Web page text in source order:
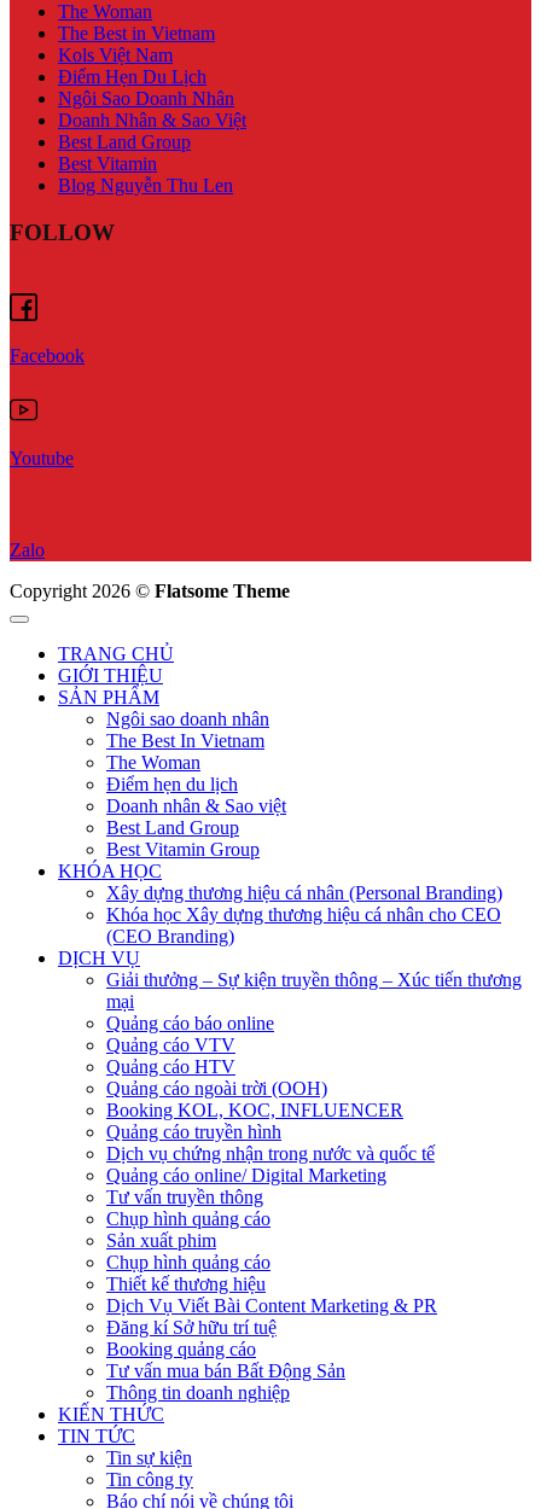
The Woman
The Best in Vietnam
Kols Việt Nam
Điểm Hẹn Du Lịch
Ngôi Sao Doanh Nhân
Doanh Nhân & Sao Việt
Best Land Group
Best Vitamin
Blog Nguyễn Thu Len
FOLLOW
Facebook
Youtube
Zalo
Copyright 2026 © Flatsome Theme
TRANG CHỦ
GIỚI THIỆU
SẢN PHẨM
Ngôi sao doanh nhân
The Best In Vietnam
The Woman
Điểm hẹn du lịch
Doanh nhân & Sao việt
Best Land Group
Best Vitamin Group
KHÓA HỌC
Xây dựng thương hiệu cá nhân (Personal Branding)
Khóa học Xây dựng thương hiệu cá nhân cho CEO
(CEO Branding)
DỊCH VỤ
Giải thưởng – Sự kiện truyền thông – Xúc tiến thương
mại
Quảng cáo báo online
Quảng cáo VTV
Quảng cáo HTV
Quảng cáo ngoài trời (OOH)
Booking KOL, KOC, INFLUENCER
Quảng cáo truyền hình
Dịch vụ chứng nhận trong nước và quốc tế
Quảng cáo online/ Digital Marketing
Tư vấn truyền thông
Chụp hình quảng cáo
Sản xuất phim
Chụp hình quảng cáo
Thiết kế thương hiệu
Dịch Vụ Viết Bài Content Marketing & PR
Đăng kí Sở hữu trí tuệ
Booking quảng cáo
Tư vấn mua bán Bất Động Sản
Thông tin doanh nghiệp
KIẾN THỨC
TIN TỨC
Tin sự kiện
Tin công ty
Báo chí nói về chúng tôi